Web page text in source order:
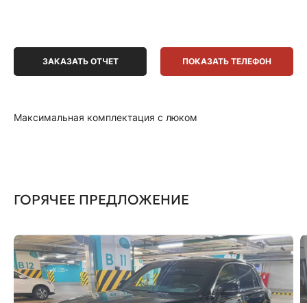
ЗАКАЗАТЬ ОТЧЕТ ПОКАЗАТЬ ТЕЛЕФОН
Максимальная комплектация с люком
ГОРЯЧЕЕ ПРЕДЛОЖЕНИЕ